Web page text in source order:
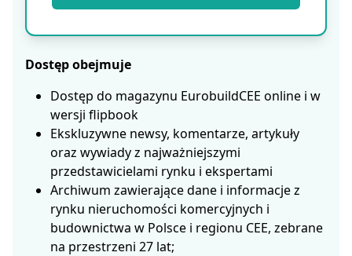
Dostęp obejmuje
Dostęp do magazynu EurobuildCEE online i w
wersji flipbook
Ekskluzywne newsy, komentarze, artykuły
oraz wywiady z najważniejszymi
przedstawicielami rynku i ekspertami
Archiwum zawierające dane i informacje z
rynku nieruchomości komercyjnych i
budownictwa w Polsce i regionu CEE, zebrane
na przestrzeni 27 lat;